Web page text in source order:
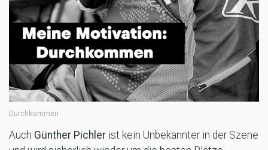
Durchkommen
Auch Günther Pichler ist kein Unbekannter in der Szene